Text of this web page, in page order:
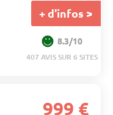
+ d'infos >
8.3/10
407 AVIS SUR 6 SITES
999 €